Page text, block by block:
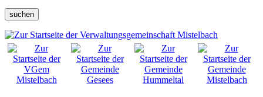
suchen